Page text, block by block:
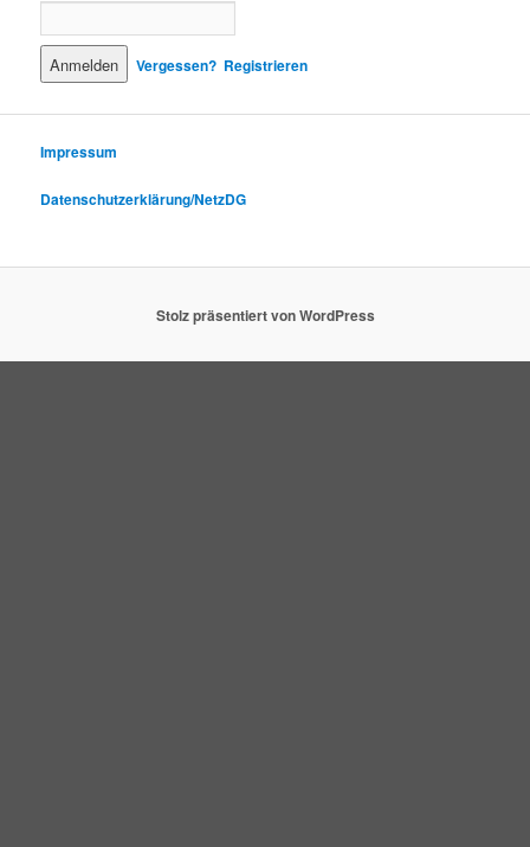
Vergessen? Registrieren
Impressum
Datenschutzerklärung/NetzDG
Stolz präsentiert von WordPress